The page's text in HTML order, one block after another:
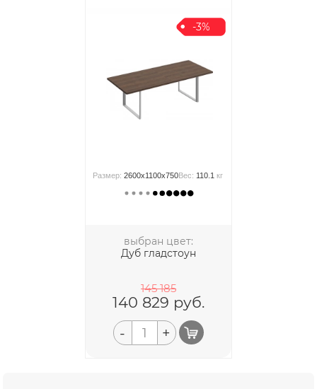
-3%
Размер:2600x1100x750Вес: 110.1 кг
выбран цвет:
Дуб гладстоун
145 185
140 829 руб.
- +